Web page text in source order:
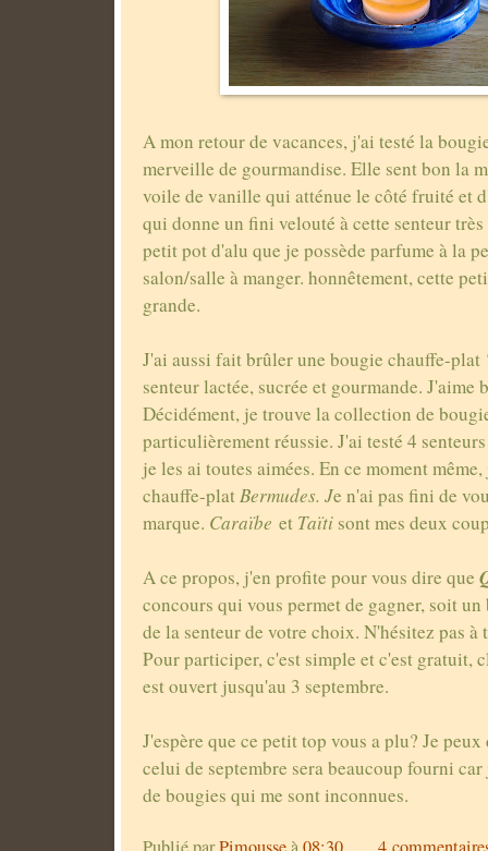
A mon retour de vacances, j'ai testé la
merveille de gourmandise. Elle sent bon la
voile de vanille qui atténue le côté fruité et
qui donne un fini velouté à cette senteur
petit pot d'alu que je possède parfume à la
salon/salle à manger. honnêtement, cette
grande.
J'ai aussi fait brûler une bougie chauffe-plat
senteur lactée, sucrée et gourmande. J'aime
Décidément, je trouve la collection de
particulièrement réussie. J'ai testé 4
je les ai toutes aimées. En ce moment
chauffe-platBermudes. Je n'ai pas fini de
marque. Caraïbe et Taïti sont mes deux
A ce propos, j'en profite pour vous dire que
concours qui vous permet de gagner, soit
de la senteur de votre choix. N'hésitez pas à
Pour participer, c'est simple et c'est gratuit,
est ouvert jusqu'au 3 septembre.
J'espère que ce petit top vous a plu? Je
celui de septembre sera beaucoup fourni
de bougies qui me sont inconnues.